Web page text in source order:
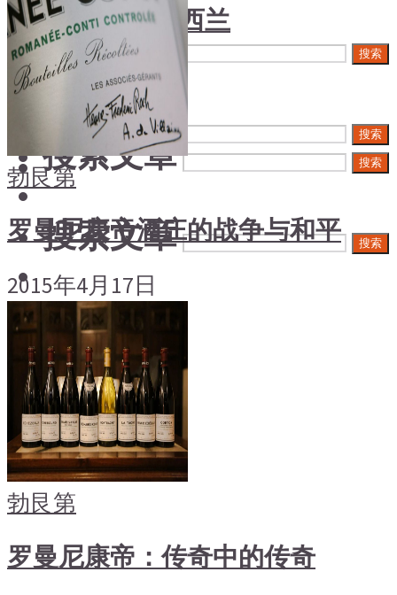
搜索文章 搜索
搜索文章 搜索
澳大利亚-新西兰
日本清酒
搜索文章 搜索
搜索文章 搜索
勃艮第
罗曼尼康帝酒庄的战争与和平
2015年4月17日
勃艮第
罗曼尼康帝：传奇中的传奇